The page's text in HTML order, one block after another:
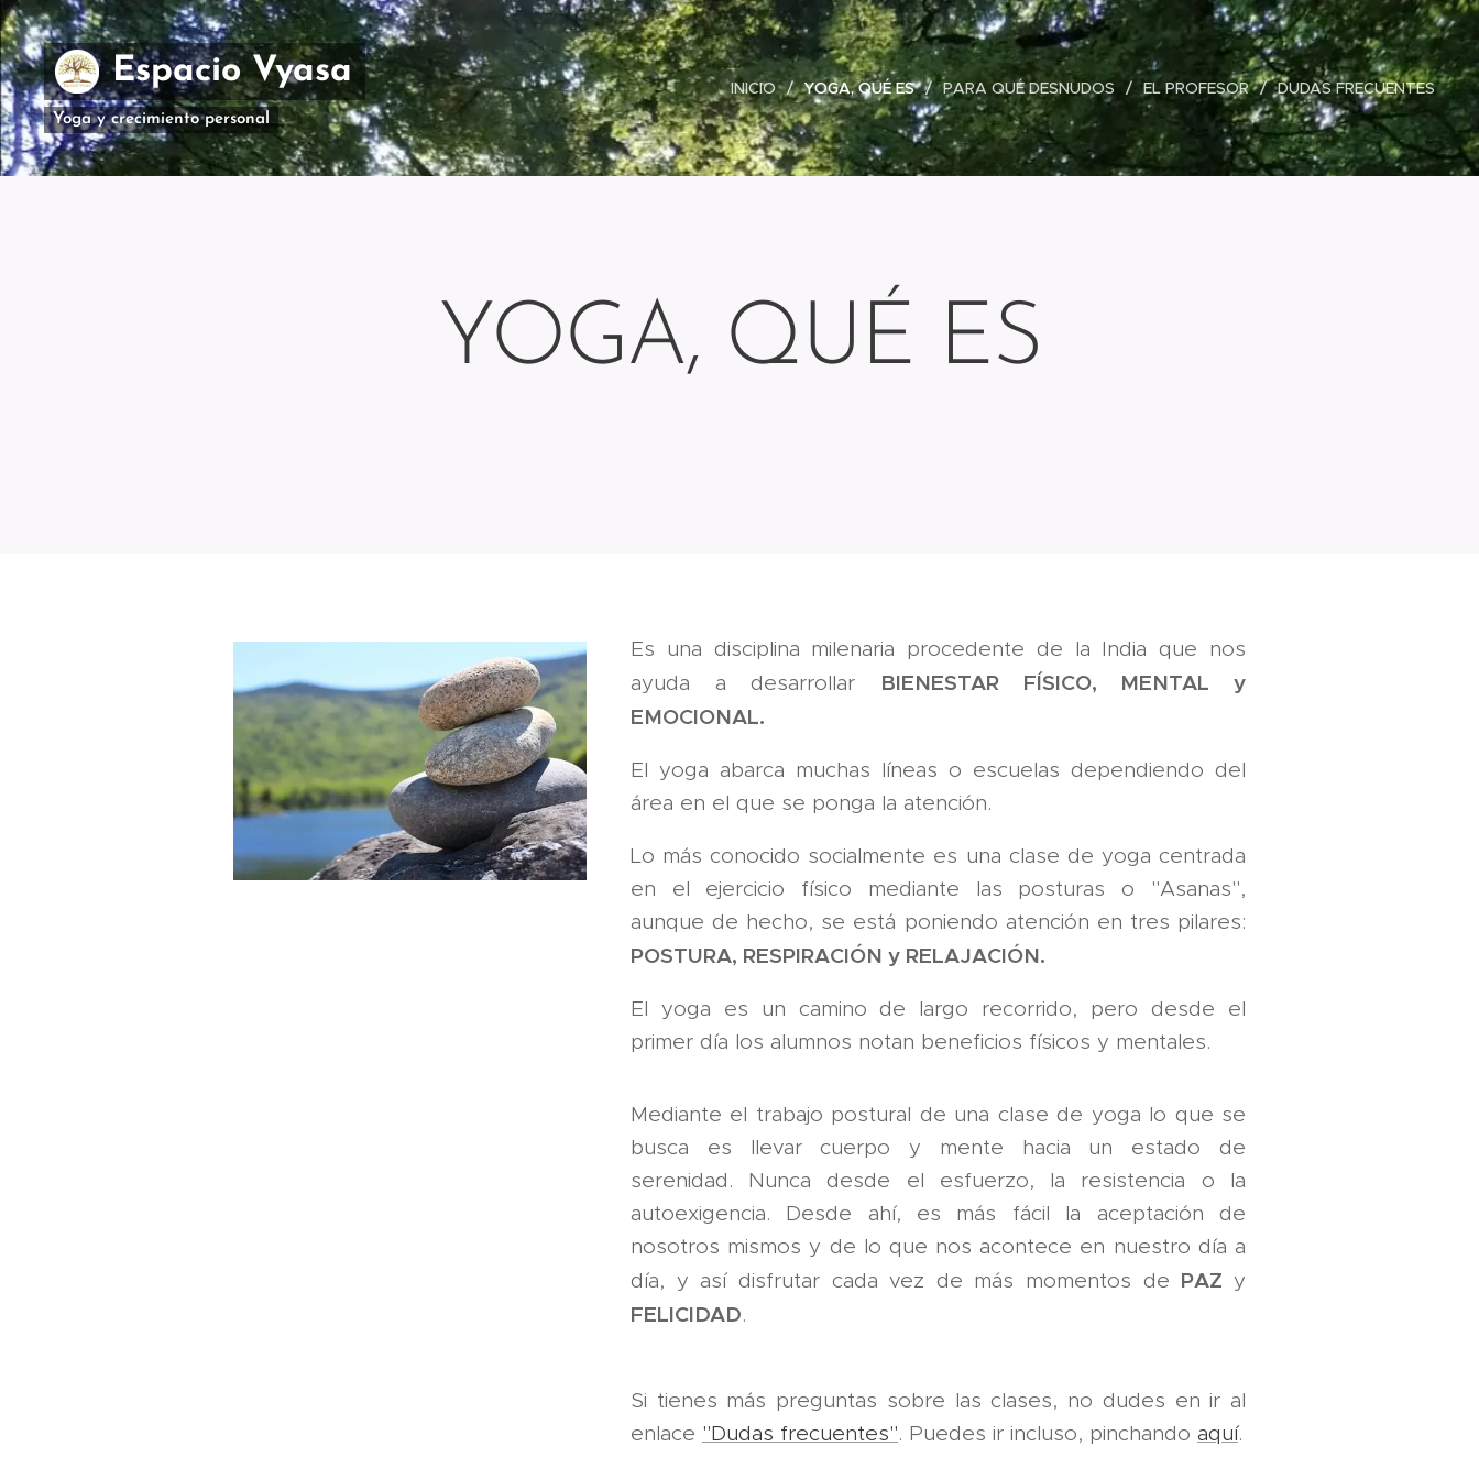
Espacio Vyasa
Yoga y crecimiento personal
INICIO YOGA, QUÉ ES PARA QUÉ DESNUDOS EL PROFESOR DUDAS FRECUENTES
YOGA, QUÉ ES
Es una disciplina milenaria procedente de la India que nos
ayuda a desarrollar BIENESTAR FÍSICO, MENTAL y
EMOCIONAL.
El yoga abarca muchas líneas o escuelas dependiendo del
área en el que se ponga la atención.
Lo más conocido socialmente es una clase de yoga centrada
en el ejercicio físico mediante las posturas o "Asanas",
aunque de hecho, se está poniendo atención en tres pilares:
POSTURA, RESPIRACIÓN y RELAJACIÓN.
El yoga es un camino de largo recorrido, pero desde el
primer día los alumnos notan beneficios físicos y mentales.
Mediante el trabajo postural de una clase de yoga lo que se
busca es llevar cuerpo y mente hacia un estado de
serenidad. Nunca desde el esfuerzo, la resistencia o la
autoexigencia. Desde ahí, es más fácil la aceptación de
nosotros mismos y de lo que nos acontece en nuestro día a
día, y así disfrutar cada vez de más momentos de PAZ y
FELICIDAD.
Si tienes más preguntas sobre las clases, no dudes en ir al
enlace "Dudas frecuentes". Puedes ir incluso, pinchando aquí.